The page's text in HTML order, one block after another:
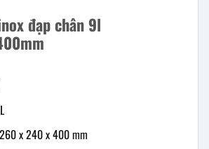
đạp chân 9l
x 240 x 400 mm